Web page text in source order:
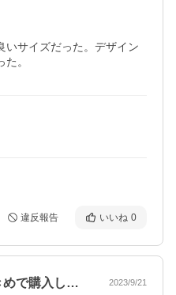
いサイズだった。デザイン
。
違反報告 いいね 0
いつもよりワンサイズ大きめで購入したの… 2023/9/21